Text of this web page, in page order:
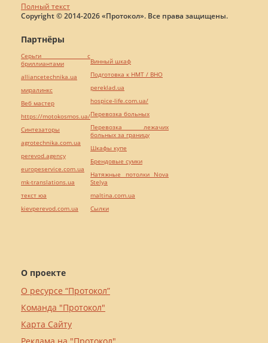
Полный текст
Copyright © 2014-2026 «Протокол». Все права защищены.
О проекте
О ресурсе “Протокол”
Команда "Протокол"
Карта Сайту
Партнёры
Серьги с
бриллиантами
alliancetechnika.ua
миралинкс
Веб мастер
https://motokosmos.ua/
Синтезаторы
agrotechnika.com.ua
perevod.agency
europeservice.com.ua
mk-translations.ua
текст юа
kievperevod.com.ua
Винный шкаф
Подготовка к НМТ / ВНО
pereklad.ua
hospice-life.com.ua/
Перевозка больных
Перевозка лежачих
больных за границу
Шкафы купе
Брендовые сумки
Натяжные потолки Nova
Stelya
maltina.com.ua
Cылки